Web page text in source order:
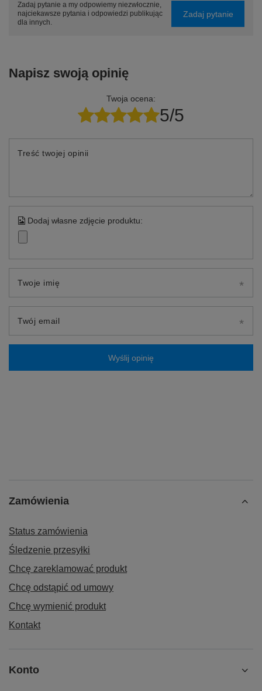
Zadaj pytanie a my odpowiemy niezwłocznie,
najciekawsze pytania i odpowiedzi publikując
dla innych.
Zadaj pytanie
Napisz swoją opinię
Twoja ocena:
5/5
Treść twojej opinii
Dodaj własne zdjęcie produktu:
Twoje imię
Twój email
Wyślij opinię
Zamówienia
Status zamówienia
Śledzenie przesyłki
Chcę zareklamować produkt
Chcę odstąpić od umowy
Chcę wymienić produkt
Kontakt
Konto